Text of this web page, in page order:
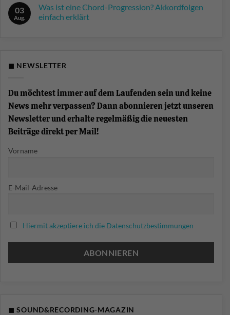
Synthesizer
der
Berliner
Was
ist
die
03
Aug.
Was ist eine Chord-Progression? Akkordfolgen
einfach erklärt
Chord-
erklärt
◼ NEWSLETTER
Du möchtest immer auf dem Laufenden sein und keine
News mehr verpassen? Dann abonnieren jetzt unseren
Newsletter und erhalte regelmäßig die neuesten
Beiträge direkt per Mail!
Vorname
E-Mail-Adresse
Hiermit akzeptiere ich die Datenschutzbestimmungen
◼ SOUND&RECORDING-MAGAZIN